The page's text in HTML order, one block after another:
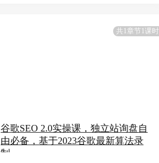
共1章节1课时
谷歌SEO 2.0实操课，独立站询盘自
由必备，基于2023谷歌最新算法录
制